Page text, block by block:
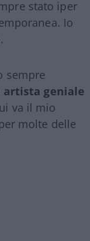
stato iper
Io
sempre
artista geniale
va il mio
molte delle